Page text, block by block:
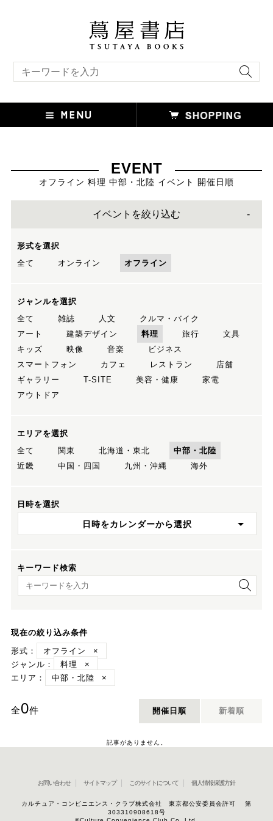
EVENT
オフライン 料理 中部・北陸 イベント 開催日順
イベントを絞り込む
形式を選択
全て
オンライン オフライン
ジャンルを選択
全て
雑誌 人文
クルマ・バイク
アート
建築デザイン 料理 旅行
文具
キッズ
映像 音楽
ビジネス
スマートフォン
カフェ レストラン
店舗
ギャラリー
T-SITE 美容・健康
家電
アウトドア
エリアを選択
全て
関東 北海道・東北
中部・北陸
近畿
中国・四国 九州・沖縄 海外
日時を選択
日時をカレンダーから選択
キーワード検索
キーワード検索
現在の絞り込み条件
形式：
オフライン
×
ジャンル：
料理
×
エリア：
中部・北陸 ×
全0件 開催日順 新着順
記事がありません。
お問い合わせ サイトマップ このサイトについて 個人情報保護方針
カルチュア・コンビニエンス・クラブ株式会社 東京都公安委員会許可 第
303310908618号